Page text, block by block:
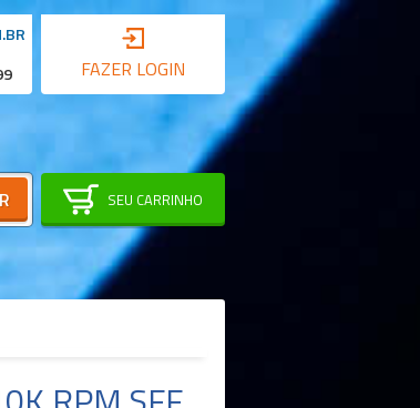
FAZER LOGIN
SEU CARRINHO